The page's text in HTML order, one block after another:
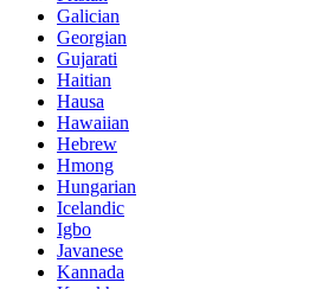
Galician
Georgian
Gujarati
Haitian
Hausa
Hawaiian
Hebrew
Hmong
Hungarian
Icelandic
Igbo
Javanese
Kannada